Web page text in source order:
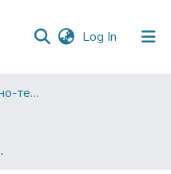
Log In (current)
Факультет інженерно-технологічний